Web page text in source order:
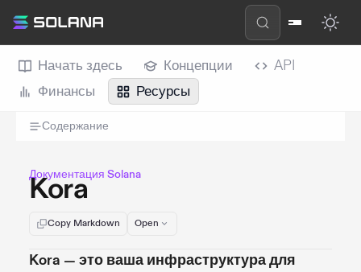
Начать здесь Концепции
API
Финансы
Ресурсы
Содержание
Документация Solana
Kora
Copy Markdown Open
Kora — это ваша инфраструктура для